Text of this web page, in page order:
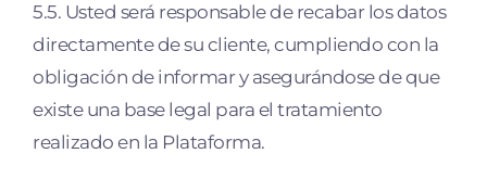
5.5. Usted será responsable de recabar los datos
directamente de su cliente, cumpliendo con la
obligación de informar y asegurándose de que
existe una base legal para el tratamiento
realizado en la Plataforma.